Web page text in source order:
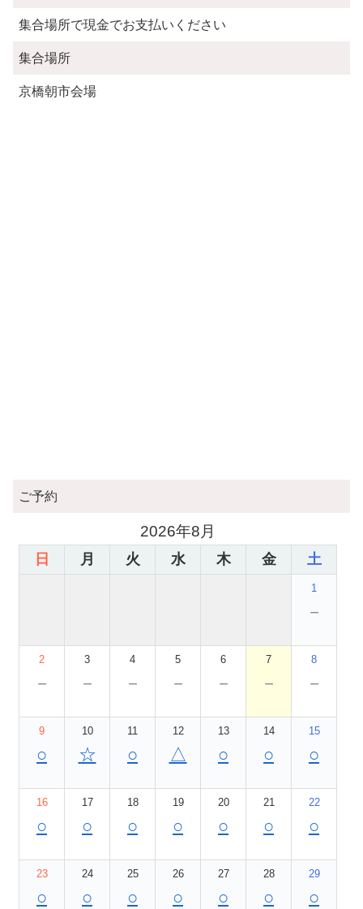
集合場所で現金でお支払いください
集合場所
京橋朝市会場
ご予約
2026年8月
日 月 火 水 木 金 土
1
－
2
－
3
－
4
－
5
－
6
－
7
－
8
－
9
○
10
☆
11
○
12
△
13
○
14
○
15
○
16
○
17
○
18
○
19
○
20
○
21
○
22
○
23
○
24
○
25
○
26
○
27
○
28
○
29
○